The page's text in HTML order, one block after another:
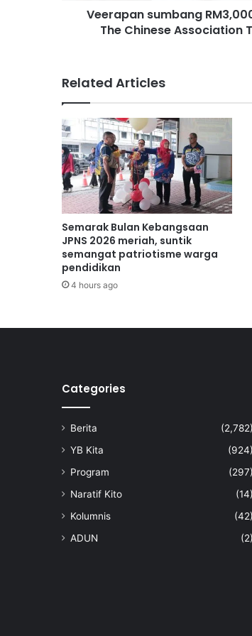
g
R
M
3
,
0
0
0
k
e
p
a
d
a
e
n
e
A
s
o
i
a
Veerapan sumbang
The Chinese Association
Related Articles
Semarak Bulan Kebangsaan
JPNS 2026 meriah, suntik
semangat patriotisme warga
pendidikan
4 hours ago
Categories
Berita
(2,782)
YB Kita
(924)
Program
(297)
Naratif Kito
(14)
Kolumnis
(42)
ADUN
(2)